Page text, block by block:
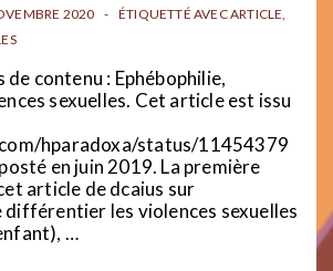
2020 ÉTIQUETTÉ AVECARTICLE,
contenu : Ephébophilie,
sexuelles. Cet article est issu
hparadoxa/status/11454379
en juin 2019. La première
article de dcaius sur
différentier les violences sexuelles
…